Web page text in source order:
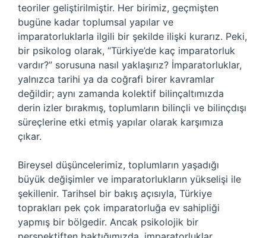
teoriler geliştirilmiştir. Her birimiz, geçmişten
bugüne kadar toplumsal yapılar ve
imparatorluklarla ilgili bir şekilde ilişki kurarız. Peki,
bir psikolog olarak, “Türkiye’de kaç imparatorluk
vardır?” sorusuna nasıl yaklaşırız? İmparatorluklar,
yalnızca tarihi ya da coğrafi birer kavramlar
değildir; aynı zamanda kolektif bilinçaltımızda
derin izler bırakmış, toplumların bilinçli ve bilinçdışı
süreçlerine etki etmiş yapılar olarak karşımıza
çıkar.
Bireysel düşüncelerimiz, toplumların yaşadığı
büyük değişimler ve imparatorlukların yükselişi ile
şekillenir. Tarihsel bir bakış açısıyla, Türkiye
toprakları pek çok imparatorluğa ev sahipliği
yapmış bir bölgedir. Ancak psikolojik bir